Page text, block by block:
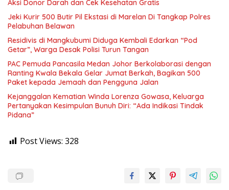
Aksi Donor Darah dan Cek Kesehatan Gratis
Jeki Kurir 500 Butir Pil Ekstasi di Marelan Di Tangkap Polres
Pelabuhan Belawan
Residivis di Mangkubumi Diduga Kembali Edarkan “Pod
Getar”, Warga Desak Polisi Turun Tangan
PAC Pemuda Pancasila Medan Johor Berkolaborasi dengan
Ranting Kwala Bekala Gelar Jumat Berkah, Bagikan 500
Paket kepada Jemaah dan Pengguna Jalan
Kejanggalan Kematian Winda Lorenza Gowasa, Keluarga
Pertanyakan Kesimpulan Bunuh Diri: “Ada Indikasi Tindak
Pidana”
Post Views: 328